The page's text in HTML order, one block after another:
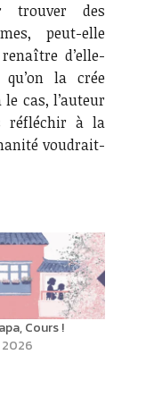
trouver des
peut-elle
d’elle-
la crée
cas, l’auteur
réfléchir à la
voudrait-
Cours !
2026